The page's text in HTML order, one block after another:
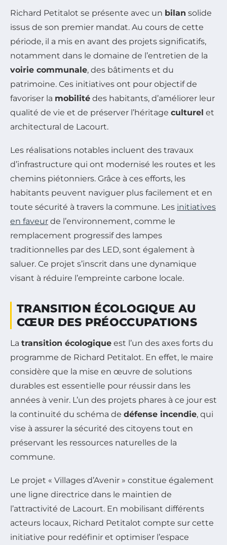
Richard Petitalot se présente avec un bilan solide
issus de son premier mandat. Au cours de cette
période, il a mis en avant des projets significatifs,
notamment dans le domaine de l’entretien de la
voirie communale, des bâtiments et du
patrimoine. Ces initiatives ont pour objectif de
favoriser la mobilité des habitants, d’améliorer leur
qualité de vie et de préserver l’héritage culturel et
architectural de Lacourt.
Les réalisations notables incluent des travaux
d’infrastructure qui ont modernisé les routes et les
chemins piétonniers. Grâce à ces efforts, les
habitants peuvent naviguer plus facilement et en
toute sécurité à travers la commune. Les initiatives
en faveur de l’environnement, comme le
remplacement progressif des lampes
traditionnelles par des LED, sont également à
saluer. Ce projet s’inscrit dans une dynamique
visant à réduire l’empreinte carbone locale.
TRANSITION ÉCOLOGIQUE AU
CŒUR DES PRÉOCCUPATIONS
La transition écologique est l’un des axes forts du
programme de Richard Petitalot. En effet, le maire
considère que la mise en œuvre de solutions
durables est essentielle pour réussir dans les
années à venir. L’un des projets phares à ce jour est
la continuité du schéma de défense incendie, qui
vise à assurer la sécurité des citoyens tout en
préservant les ressources naturelles de la
commune.
Le projet « Villages d’Avenir » constitue également
une ligne directrice dans le maintien de
l’attractivité de Lacourt. En mobilisant différents
acteurs locaux, Richard Petitalot compte sur cette
initiative pour redéfinir et optimiser l’espace